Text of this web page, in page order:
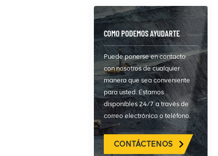
COMO PODEMOS AYUDARTE
Puede ponerse en contacto
con nosotros de cualquier
manera que sea conveniente
para usted. Estamos
disponibles 24/7 a través de
correo electrónico o teléfono.
CONTÁCTENOS